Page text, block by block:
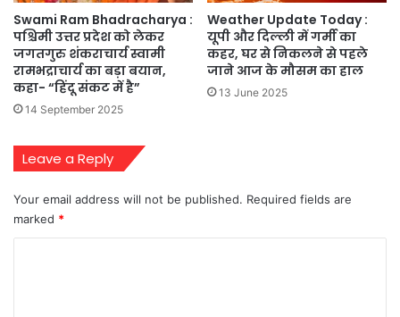
Swami Ram Bhadracharya :
पश्चिमी उत्तर प्रदेश को लेकर
जगतगुरु शंकराचार्य स्वामी
रामभद्राचार्य का बड़ा बयान,
कहा- “हिंदू संकट में है”
14 September 2025
Weather Update Today :
यूपी और दिल्ली में गर्मी का
कहर, घर से निकलने से पहले
जाने आज के मौसम का हाल
13 June 2025
Leave a Reply
Your email address will not be published. Required fields are
marked *